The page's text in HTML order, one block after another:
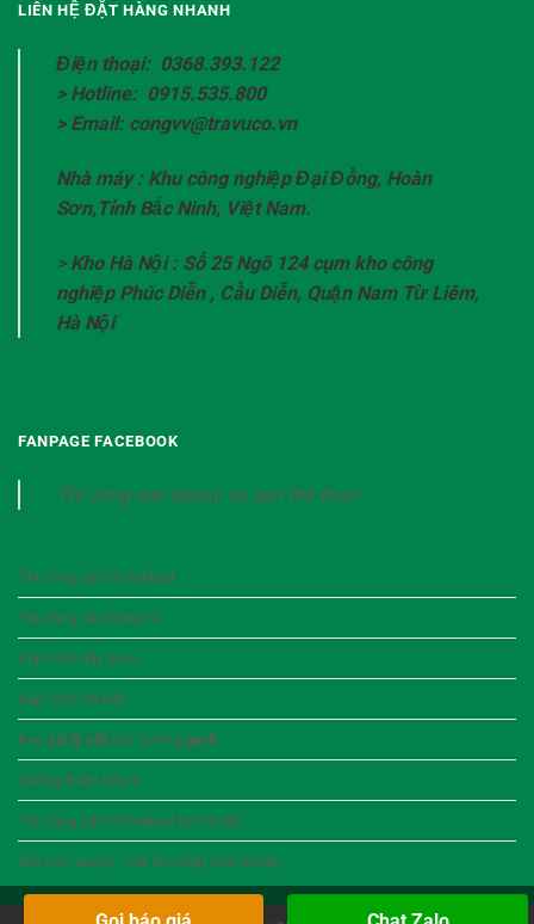
LIÊN HỆ ĐẶT HÀNG NHANH
Điện thoại: 0368.393.122
> Hotline: 0915.535.800
> Email: congvv@travuco.vn
Nhà máy : Khu công nghiệp Đại Đồng, Hoàn
Sơn,Tỉnh Bắc Ninh, Việt Nam.
> Kho Hà Nội : Số 25 Ngõ 124 cụm kho công
nghiệp Phúc Diễn , Cầu Diễn, Quận Nam Từ Liêm,
Hà Nội
FANPAGE FACEBOOK
Thi cong san epoxy va san the thao
Thi công sân Pickleball
Thi công sân Bóng rổ
Xốp XPS dày 5cm
Xốp XPS Hà Nội
Keo xử lý vết nứt tường gạch
Chống thấm bitum
Thi công sân Pickleball tại Hà Nội
Giá sơn epoxy - Giá thi công sơn epoxy